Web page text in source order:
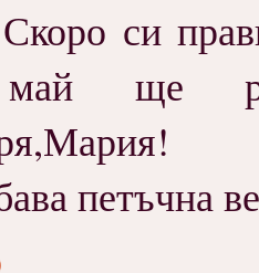
си
ще
петъчна